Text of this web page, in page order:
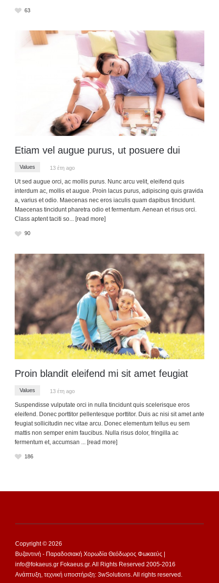
63
Etiam vel augue purus, ut posuere dui
Values 13 έτη ago
Ut sed augue orci, ac mollis purus. Nunc arcu velit, eleifend quis
interdum ac, mollis et augue. Proin lacus purus, adipiscing quis gravida
a, varius et odio. Maecenas nec eros iaculis quam dapibus tincidunt.
Maecenas tincidunt pharetra odio et fermentum. Aenean et risus orci.
Class aptent taciti so... [read more]
90
Proin blandit eleifend mi sit amet feugiat
Values 13 έτη ago
Suspendisse vulputate orci in nulla tincidunt quis scelerisque eros
eleifend. Donec porttitor pellentesque porttitor. Duis ac nisi sit amet ante
feugiat sollicitudin nec vitae arcu. Donec elementum tellus eu sem
mattis non semper enim faucibus. Nulla risus dolor, fringilla ac
fermentum et, accumsan ... [read more]
186
Copyright © 2026
Βυζαντινή - Παραδοσιακή Χορωδία Θεόδωρος Φωκαεύς |
info@fokaeus.gr Fokaeus.gr. All Rights Reserved 2005-2016
Ανάπτυξη, τεχνική υποστήριξη: 3wSolutions. All rights reserved.